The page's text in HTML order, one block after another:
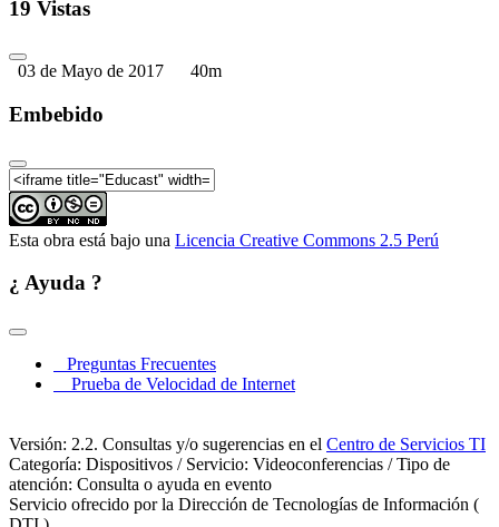
de Globalización (Parte 04)
de Globalización (Parte 05)
19 Vistas
03 de Mayo de 2017 40m
Embebido
Esta obra está bajo una Licencia Creative Commons 2.5 Perú
¿ Ayuda ?
Preguntas Frecuentes
Prueba de Velocidad de Internet
Versión: 2.2. Consultas y/o sugerencias en el Centro de Servicios TI
Categoría: Dispositivos / Servicio: Videoconferencias / Tipo de
atención: Consulta o ayuda en evento
Servicio ofrecido por la Dirección de Tecnologías de Información (